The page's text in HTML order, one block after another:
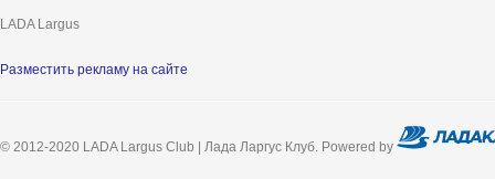
LADA Largus
Разместить рекламу на сайте
© 2012-2020 LADA Largus Club | Лада Ларгус Клуб. Powered by